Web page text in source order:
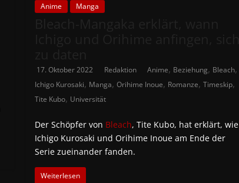
Anime Manga
17. Oktober 2022 Redaktion Anime, Beziehung, Bleach,
Ichigo Kurosaki, Manga,Orihime Inoue, Romanze,Timeskip,
Tite Kubo, Universität
Der Schöpfer von Bleach, Tite Kubo, hat erklärt, wie
Ichigo Kurosaki und Orihime Inoue am Ende der
Serie zueinander fanden.
Weiterlesen